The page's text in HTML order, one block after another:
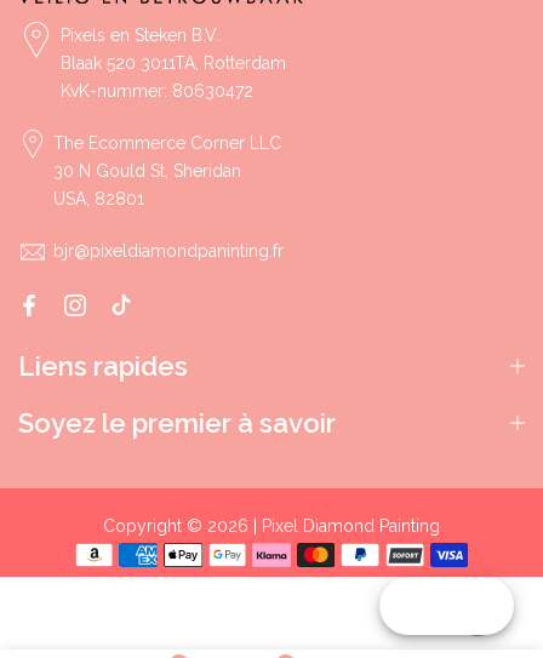
Pixels en Steken B.V.
Blaak 520 3011TA, Rotterdam
KvK-nummer: 80630472
The Ecommerce Corner LLC
30 N Gould St, Sheridan
USA, 82801
bjr@pixeldiamondpaninting.fr
Liens rapides
Soyez le premier à savoir
Copyright © 2026 | Pixel Diamond Painting